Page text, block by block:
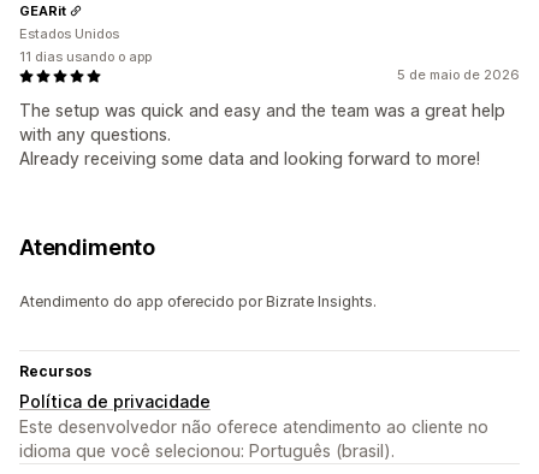
5 de maio de 2026
The setup was quick and easy and the team was a great help
with any questions.
Already receiving some data and looking forward to more!
GEARit
Estados Unidos
11 dias usando o app
Atendimento
Atendimento do app oferecido por Bizrate Insights.
Recursos
Política de privacidade
Este desenvolvedor não oferece atendimento ao cliente no
idioma que você selecionou: Português (brasil).